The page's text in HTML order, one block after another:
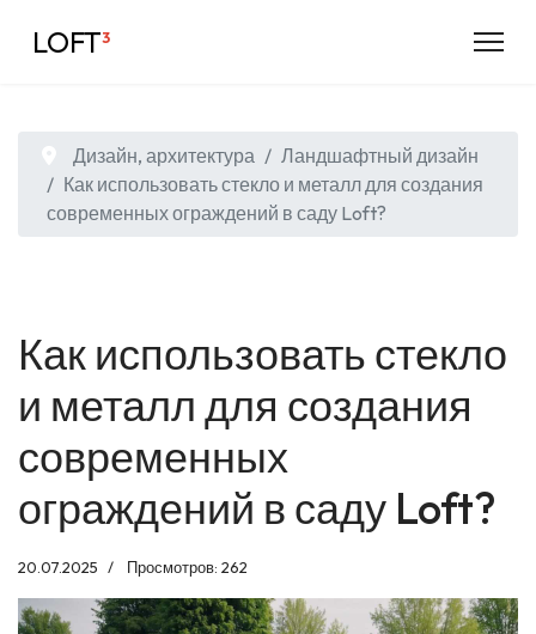
LOFT³
Дизайн, архитектура
Ландшафтный дизайн
Как использовать стекло и металл для создания
современных ограждений в саду Loft?
Как использовать стекло
и металл для создания
современных
ограждений в саду Loft?
20.07.2025 Просмотров: 262